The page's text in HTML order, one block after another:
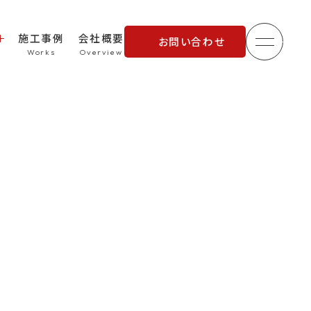
施工事例 会社概要 お問い合わせ メニ